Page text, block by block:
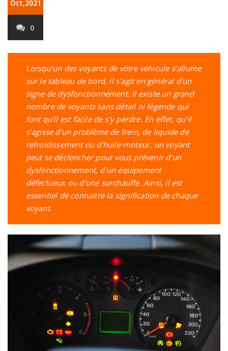
Oct,2021
0
Lorsqu’un des voyants de votre véhicule s’allume
sur le tableau de bord, il s’agit en général d’un
signe de dysfonctionnement. Il existe un grand
nombre de voyants sans détail ni légende qui
font qu’il est facile de s’y perdre. En effet, qu’il
s’agisse d’un problème de frein, de liquide de
refroidissement ou d’huile-moteur, un voyant
peut se déclencher pour vous prévenir d’un
dysfonctionnement, d’un équipement
défectueux ou d’une surchauffe. Ainsi, il est
essentiel de connaitre la signification de chaque
voyant.